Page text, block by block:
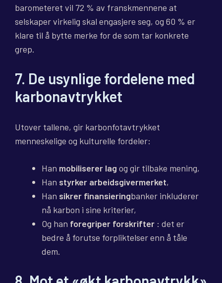
barometeret vil 72 % av franskmennene at
selskaper virkelig skal engasjere seg, og 60 % er
klare til å bytte merke for de som tar konkrete
grep.
7. De usynlige fordelene med
karbonavtrykket
Utover tallene, gir karbonfotavtrykket
menneskelige og kulturelle fordeler:
Han mobiliserer lag og gir tilbake mening,
Han styrker arbeidsgivermerket,
Han sikrer finansieringbanker inkluderer
nå karbon i sine kriterier,
Og han foregriper forskrifter : det er
bedre å forutse forpliktelser enn å tåle
dem.